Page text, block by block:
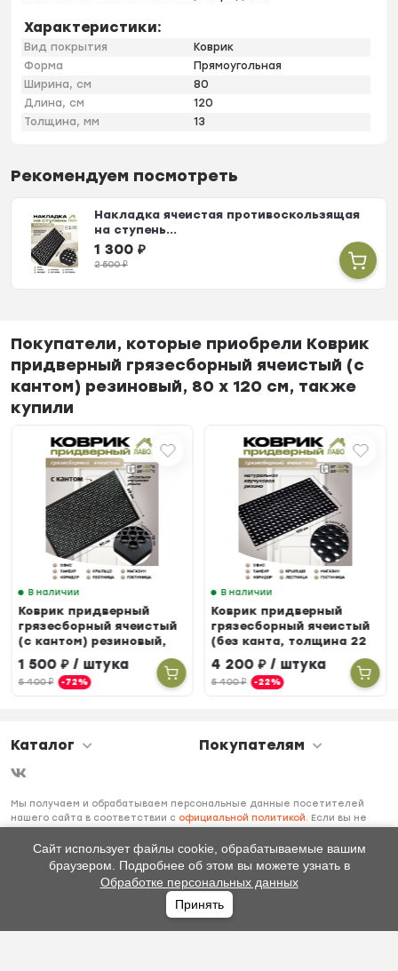
Избранное
Характеристики:
Вид покрытия
Коврик
Форма
Прямоугольная
Ширина, см
80
Длина, см
120
Толщина, мм
13
Рекомендуем посмотреть
Накладка ячеистая противоскользящая
на ступень...
1 300 ₽
2 500₽
Покупатели, которые приобрели Коврик
придверный грязесборный ячеистый (с
кантом) резиновый, 80 х 120 см, также
купили
В наличии
Коврик придверный
грязесборный ячеистый
(с кантом) резиновый,
60 х 90 см
1 500₽/ штука
5 400₽ -72%
В наличии
Коврик придверный
грязесборный ячеистый
(без канта, толщина 22
мм) резиновый, 100 х 150
см
4 200₽/ штука
5 400₽ -22%
Каталог Покупателям
Мы получаем и обрабатываем персональные данные посетителей
нашего сайта в соответствии с официальной политикой. Если вы не
необходимо покинуть наш сайт.
Сайт использует файлы cookie, обрабатываемые вашим
браузером. Подробнее об этом вы можете узнать в
Обработке персональных данных
Принять